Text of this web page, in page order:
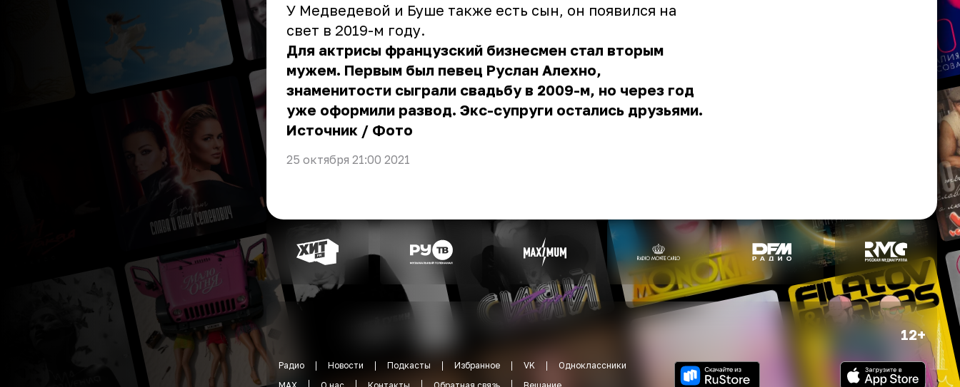
У Медведевой и Буше также есть сын, он появился на
свет в 2019-м году.
Для актрисы французский бизнесмен стал вторым
мужем. Первым был певец Руслан Алехно,
знаменитости сыграли свадьбу в 2009-м, но через год
уже оформили развод. Экс-супруги остались друзьями.
Источник / Фото
25 октября 21:00 2021
12+
Радио Новости Подкасты Избранное VK
Одноклассники